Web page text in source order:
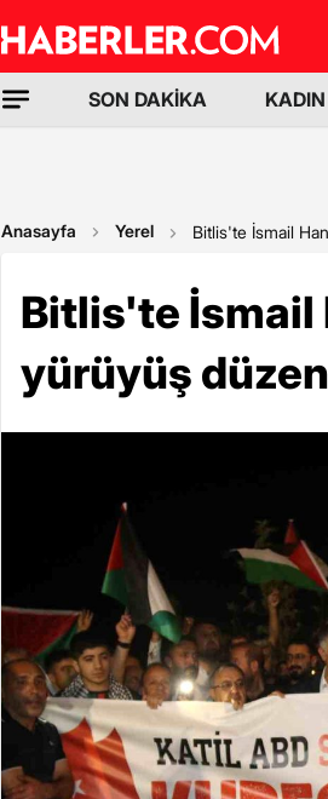
SON DAKİKA KADIN
Anasayfa Yerel Bitlis'te İsmail
Bitlis'te İsmail
yürüyüş